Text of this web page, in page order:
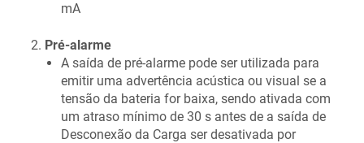
mA
Pré-alarme
A saída de pré-alarme pode ser utilizada para
emitir uma advertência acústica ou visual se a
tensão da bateria for baixa, sendo ativada com
um atraso mínimo de 30 s antes de a saída de
Desconexão da Carga ser desativada por